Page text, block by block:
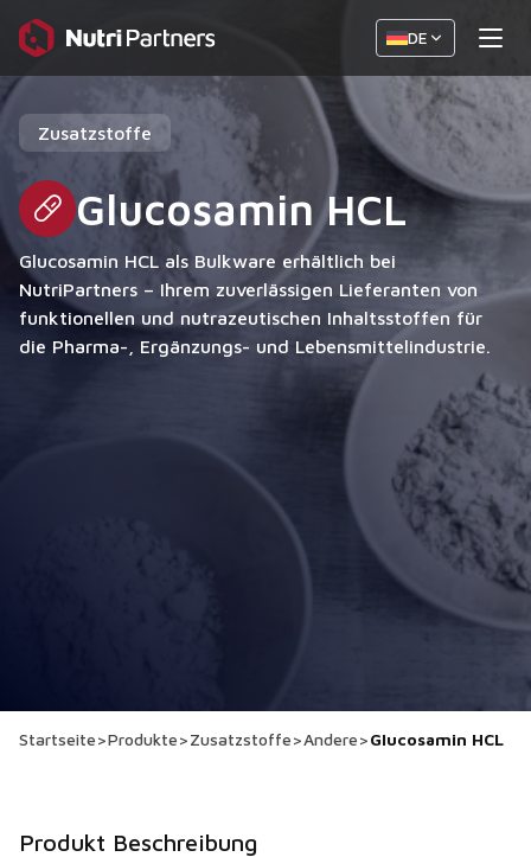
DE
Zusatzstoffe
Glucosamin HCL
Glucosamin HCL als Bulkware erhältlich bei
NutriPartners – Ihrem zuverlässigen Lieferanten von
funktionellen und nutrazeutischen Inhaltsstoffen für
die Pharma-, Ergänzungs- und Lebensmittelindustrie.
Startseite>Produkte>Zusatzstoffe>Andere>Glucosamin HCL
Produkt Beschreibung